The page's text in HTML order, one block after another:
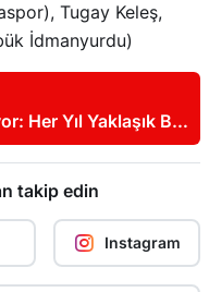
Tugay Keleş,
İdmanyurdu)
Her Yıl Yaklaşık Bin
takip edin
Instagram